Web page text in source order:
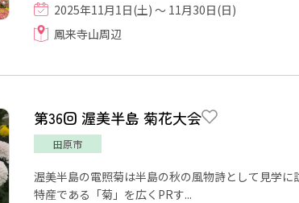
2025年11月1日(土) ～ 11月30日(日)
鳳来寺山周辺
第36回 渥美半島 菊花大会
田原市
渥美半島の電照菊は半島の秋の風物詩として見学
特産である「菊」を広くPRす...